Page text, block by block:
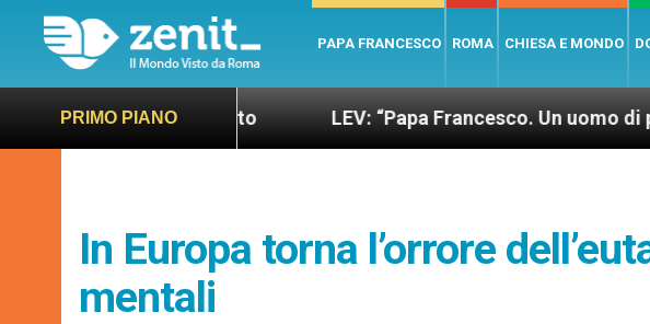
PAPA FRANCESCO ROMA CHIESA E MONDO
PRIMO PIANO
sano e giusto LEV: “Papa Francesco. Un uomo di parola”,
In Europa torna l’orrore
mentali